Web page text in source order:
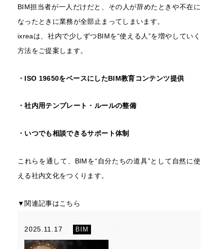
BIM担当者が一人だけだと、その人が辞めたときや不在に
なったときに業務が全部止まってしまいます。
ixreaは、社内で少しずつBIMを“使える人”を増やしていく
方法をご提案します。
・ISO 19650をベースにしたBIM教育コンテンツ提供
・社内用テンプレート・ルールの整備
・いつでも相談できるサポート体制
これらを通して、BIMを“自分たちの道具”として自然に使
える社内文化をつくります。
▼関連記事はこちら
2025.11.17 BIM